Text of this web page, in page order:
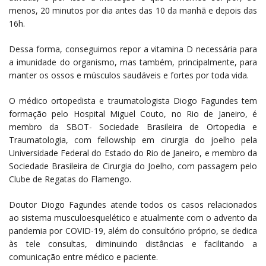
menos, 20 minutos por dia antes das 10 da manhã e depois das
16h.
Dessa forma, conseguimos repor a vitamina D necessária para
a imunidade do organismo, mas também, principalmente, para
manter os ossos e músculos saudáveis e fortes por toda vida.
O médico ortopedista e traumatologista Diogo Fagundes tem
formação pelo Hospital Miguel Couto, no Rio de Janeiro, é
membro da SBOT- Sociedade Brasileira de Ortopedia e
Traumatologia, com fellowship em cirurgia do joelho pela
Universidade Federal do Estado do Rio de Janeiro, e membro da
Sociedade Brasileira de Cirurgia do Joelho, com passagem pelo
Clube de Regatas do Flamengo.
Doutor Diogo Fagundes atende todos os casos relacionados
ao sistema musculoesquelético e atualmente com o advento da
pandemia por COVID-19, além do consultório próprio, se dedica
às tele consultas, diminuindo distâncias e facilitando a
comunicação entre médico e paciente.